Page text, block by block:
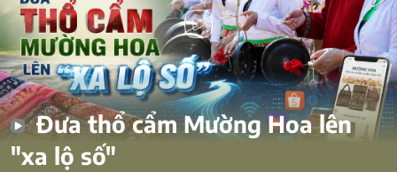
Đưa thổ cẩm Mường Hoa lên
"xa lộ số"